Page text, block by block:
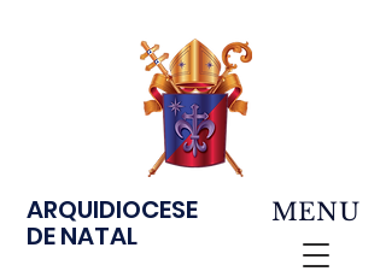
ARQUIDIOCESE
DE NATAL
MENU